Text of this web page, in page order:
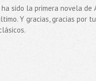
sido la primera novela
Y gracias, gracias por